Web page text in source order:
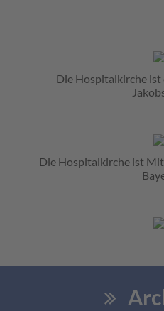
Die Hospitalkirche ist
Die Hospitalkirche ist